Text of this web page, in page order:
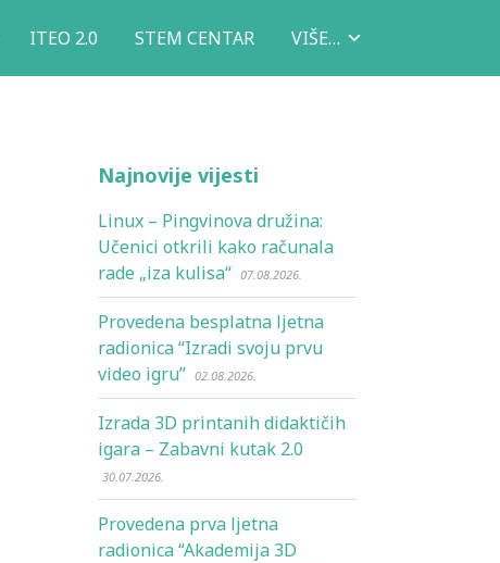
ITEO 2.0 STEM CENTAR VIŠE…
Najnovije vijesti
Linux – Pingvinova družina:
Učenici otkrili kako računala
rade „iza kulisa“ 07.08.2026.
Provedena besplatna ljetna
radionica “Izradi svoju prvu
video igru” 02.08.2026.
Izrada 3D printanih didaktičih
igara – Zabavni kutak 2.0
30.07.2026.
Provedena prva ljetna
radionica “Akademija 3D